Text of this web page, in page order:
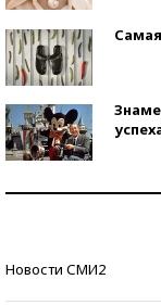
Новости СМИ2